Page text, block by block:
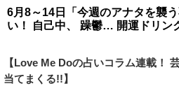
6月8～14日「今週のアナタを襲
い！ 自己中、 躁鬱… 開運ドリン
【Love Me Doの占いコラム連載！
当てまくる!!】